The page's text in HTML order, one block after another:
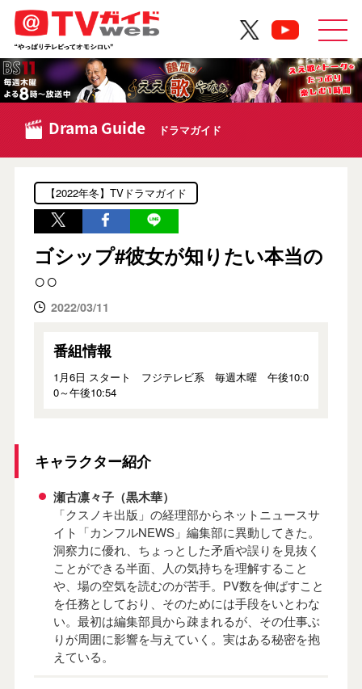
Drama Guide ドラマガイド
【2022年冬】TVドラマガイド
ゴシップ#彼女が知りたい本当の
○○
2022/03/11
番組情報
1月6日 スタート フジテレビ系 毎週木曜 午後10:0
0～午後10:54
キャラクター紹介
瀬古凛々子（黒木華）
「クスノキ出版」の経理部からネットニュースサ
イト「カンフルNEWS」編集部に異動してきた。
洞察力に優れ、ちょっとした矛盾や誤りを見抜く
ことができる半面、人の気持ちを理解すること
や、場の空気を読むのが苦手。PV数を伸ばすこと
を任務としており、そのためには手段をいとわな
い。最初は編集部員から疎まれるが、その仕事ぶ
りが周囲に影響を与えていく。実はある秘密を抱
えている。